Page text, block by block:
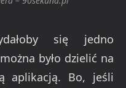
się jedno
było dzielić na
aplikacją. Bo, jeśli